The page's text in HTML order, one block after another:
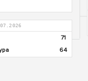
71
64